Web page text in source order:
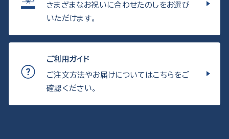
さまざまなお祝いに合わせたのしをお選び
いただけます。
ご利用ガイド
ご注文方法やお届けについてはこちらをご
確認ください。